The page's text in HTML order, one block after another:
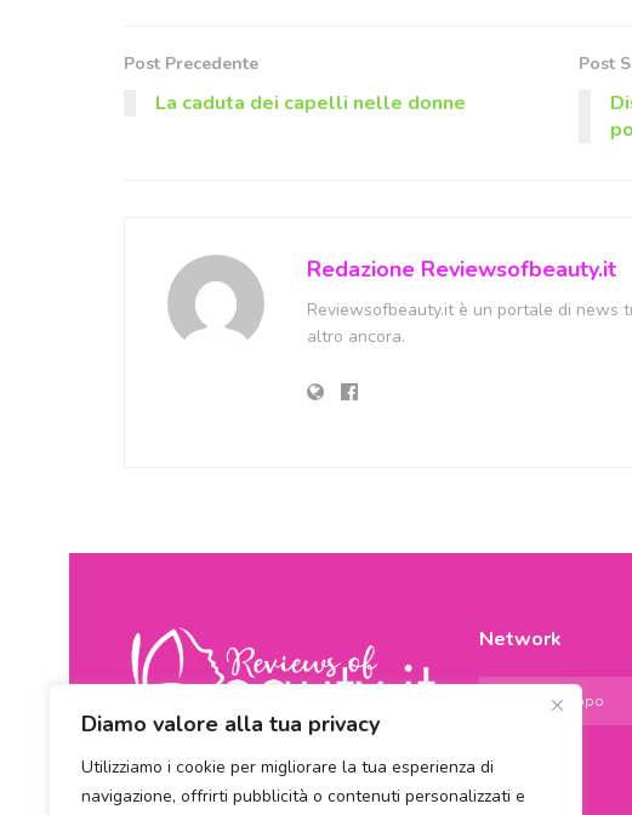
Diamo valore alla tua privacy
Utilizziamo i cookie per migliorare la tua esperienza di
navigazione, offrirti pubblicità o contenuti personalizzati e
Post Precedente
La caduta dei capelli nelle donne
Post
Redazione Reviewsofbeauty.it
Reviewsofbeauty.it è un portale di news
altro ancora.
E’ un portale di news ai sensi del D.L.
Network